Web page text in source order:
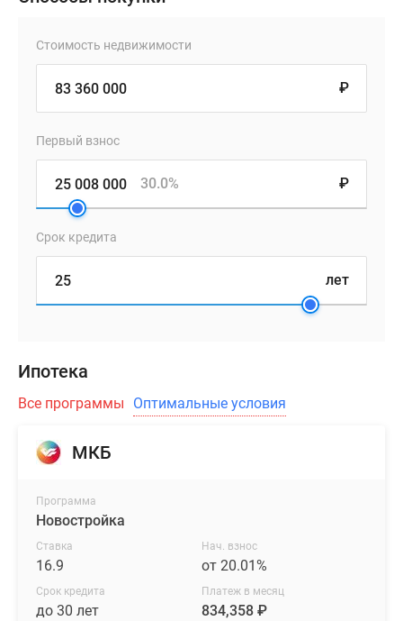
Стоимость недвижимости
₽
Первый взнос
₽
30.0%
Срок кредита
лет
Ипотека
Все программы Оптимальные условия
МКБ
Программа
Новостройка
Ставка
16.9
Нач. взнос
от 20.01%
Срок кредита
до 30 лет
Платеж в месяц
834,358 ₽